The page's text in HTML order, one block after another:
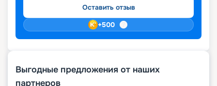
Оставить отзыв
+500
Выгодные предложения от наших
партнеров